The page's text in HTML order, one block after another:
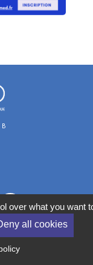
B
over what you want
all cookies